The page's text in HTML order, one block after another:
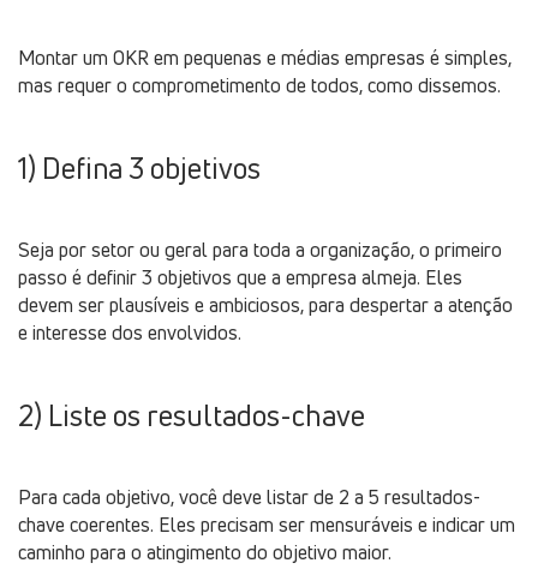
Montar um OKR em pequenas e médias empresas é simples,
mas requer o comprometimento de todos, como dissemos.
1) Defina 3 objetivos
Seja por setor ou geral para toda a organização, o primeiro
passo é definir 3 objetivos que a empresa almeja. Eles
devem ser plausíveis e ambiciosos, para despertar a atenção
e interesse dos envolvidos.
2) Liste os resultados-chave
Para cada objetivo, você deve listar de 2 a 5 resultados-
chave coerentes. Eles precisam ser mensuráveis e indicar um
caminho para o atingimento do objetivo maior.